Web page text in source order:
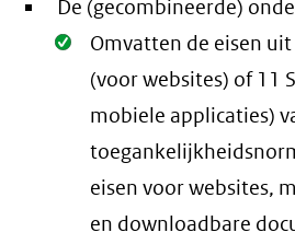
De (gecombineerde)
Oké.
Omvatten de eisen
(voor websites) of 11
mobiele applicaties)
eisen voor websites,
en downloadbare